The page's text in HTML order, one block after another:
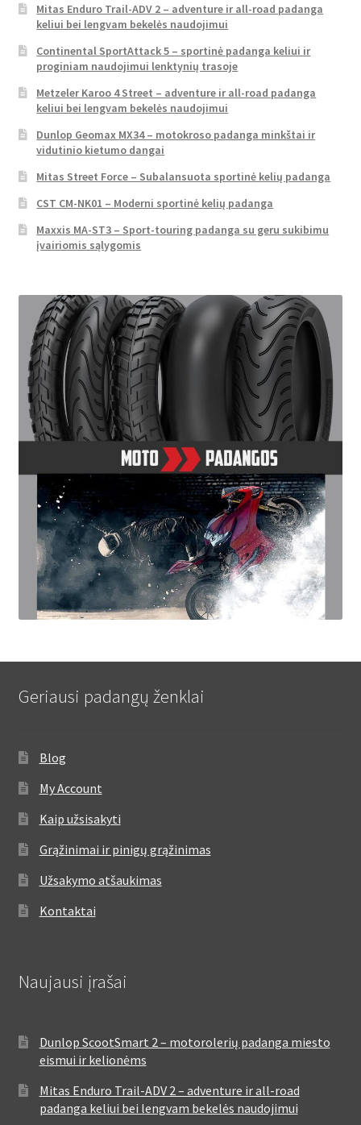
Mitas Enduro Trail-ADV 2 – adventure ir all-road padanga
keliui bei lengvam bekelės naudojimui
Continental SportAttack 5 – sportinė padanga keliui ir
proginiam naudojimui lenktynių trasoje
Metzeler Karoo 4 Street – adventure ir all-road padanga
keliui bei lengvam bekelės naudojimui
Dunlop Geomax MX34 – motokroso padanga minkštai ir
vidutinio kietumo dangai
Mitas Street Force – Subalansuota sportinė kelių padanga
CST CM-NK01 – Moderni sportinė kelių padanga
Maxxis MA-ST3 – Sport-touring padanga su geru sukibimu
įvairiomis sąlygomis
Geriausi padangų ženklai
Blog
My Account
Kaip užsisakyti
Grąžinimai ir pinigų grąžinimas
Užsakymo atšaukimas
Kontaktai
Naujausi įrašai
Dunlop ScootSmart 2 – motorolerių padanga miesto
eismui ir kelionėms
Mitas Enduro Trail-ADV 2 – adventure ir all-road
padanga keliui bei lengvam bekelės naudojimui